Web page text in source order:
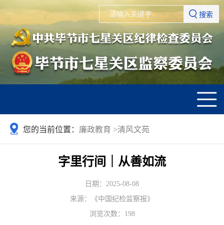
搜索
您的当前位置： 廉政教育 >清风文苑
字里行间｜从善如流
日期：2025-08-08
来源：《中国纪检监察报》
浏览次数： 198